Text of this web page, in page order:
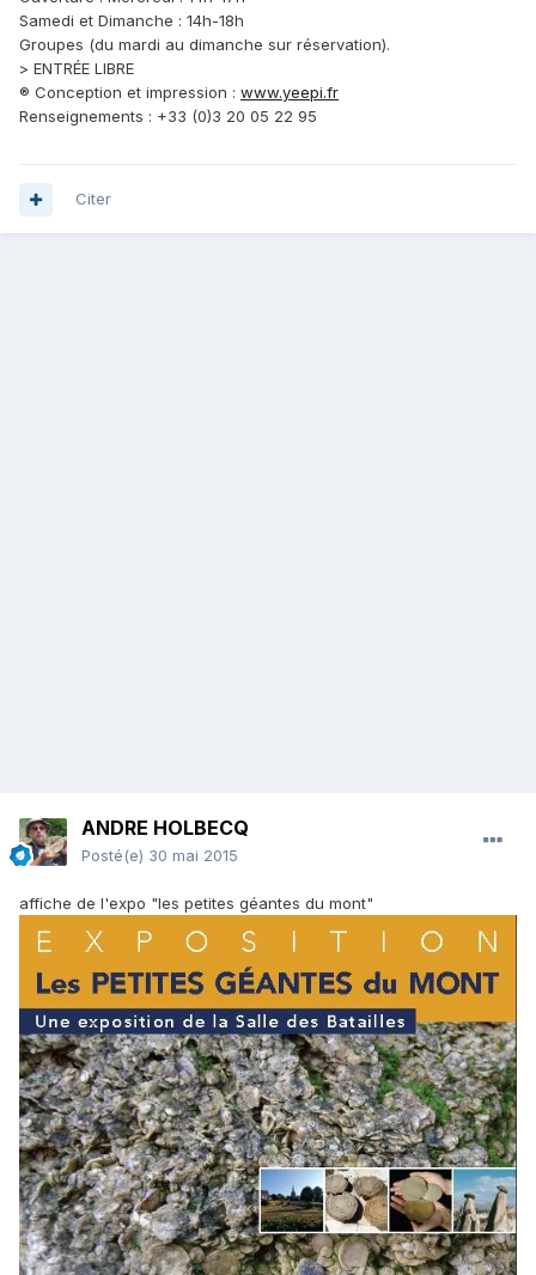
Samedi et Dimanche : 14h-18h
Groupes (du mardi au dimanche sur réservation).
> ENTRÉE LIBRE
® Conception et impression : www.yeepi.fr
Renseignements : +33 (0)3 20 05 22 95
Citer
ANDRE HOLBECQ
Posté(e) 30 mai 2015
affiche de l'expo "les petites géantes du mont"